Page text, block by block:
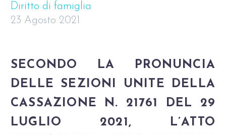
Diritto di famiglia
23 Agosto 2021
SECONDO LA PRONUNCIA
DELLE SEZIONI UNITE DELLA
CASSAZIONE N. 21761 DEL 29
LUGLIO 2021, L’ATTO